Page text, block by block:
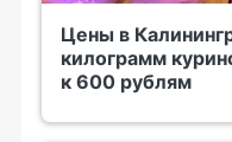
Цены в
килограмм
к 600 рублям